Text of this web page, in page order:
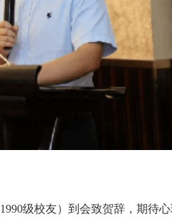
1990级校友）到会致贺辞，期待